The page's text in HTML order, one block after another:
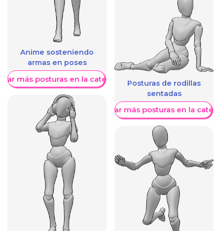
Anime sosteniendo
armas en poses
más posturas en la categoría
Posturas de rodillas
sentadas
Mostrar más posturas en la